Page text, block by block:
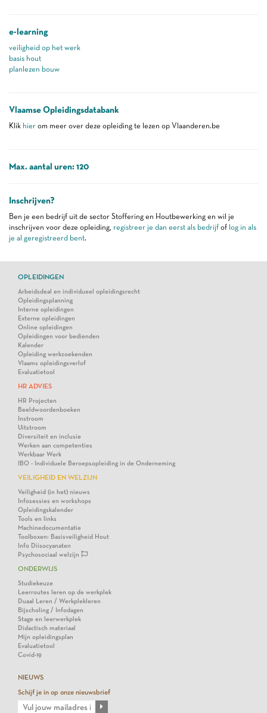
e-learning
veiligheid op het werk
basis hout
planlezen bouw
Vlaamse Opleidingsdatabank
Klik hier om meer over deze opleiding te lezen op Vlaanderen.be
Max. aantal uren: 120
Inschrijven?
Ben je een bedrijf uit de sector Stoffering en Houtbewerking en wil je
inschrijven voor deze opleiding, registreer je dan eerst als bedrijf of log in als
je al geregistreerd bent.
OPLEIDINGEN
Arbeidsdeal en individueel opleidingsrecht
Opleidingsplanning
Interne opleidingen
Externe opleidingen
Online opleidingen
Opleidingen voor bedienden
Kalender
Opleiding werkzoekenden
Vlaams opleidingsverlof
Evaluatietool
HR ADVIES
HR Projecten
Beeldwoordenboeken
Instroom
Uitstroom
Diversiteit en inclusie
Werken aan competenties
Werkbaar Werk
IBO - Individuele Beroepsopleiding in de Onderneming
VEILIGHEID EN WELZIJN
Veiligheid (in het) nieuws
Infosessies en workshops
Opleidingskalender
Tools en links
Machinedocumentatie
Toolboxen: Basisveiligheid Hout
Info Diisocyanaten
Psychosociaal welzijn
ONDERWIJS
Studiekeuze
Leerroutes leren op de werkplek
Duaal Leren / Werkplekleren
Bijscholing / Infodagen
Stage en leerwerkplek
Didactisch materiaal
Mijn opleidingsplan
Evaluatietool
Covid-19
NIEUWS
Schijf je in op onze nieuwsbrief